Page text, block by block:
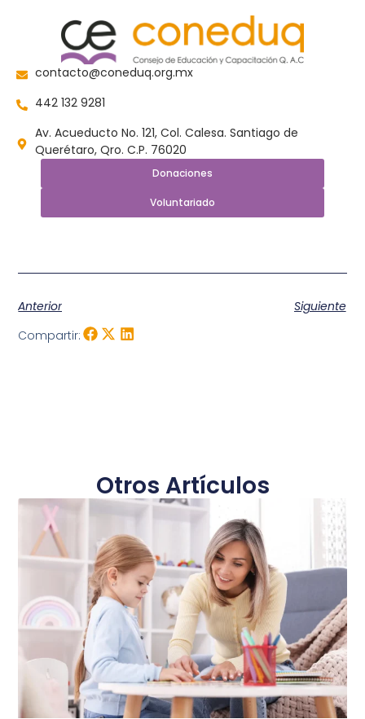
contacto@coneduq.org.mx
442 132 9281
Av. Acueducto No. 121, Col. Calesa. Santiago de
Querétaro, Qro. C.P. 76020
Donaciones
Voluntariado
Anterior
Siguiente
Compartir:
Otros Artículos